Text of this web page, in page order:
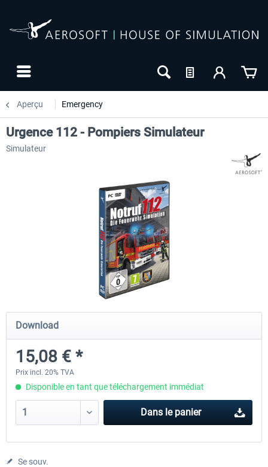
Aperçu Emergency
Emergency Call - The Firefighting
Simulation 3
22,68 € *
Global Rescue
Urgence 112 - Pompiers Simulateur
Simulateur
Download
15,08 € *
Prix incl. 20% TVA
Disponible en tant que téléchargement immédiat
Dans le panier
Se souv.